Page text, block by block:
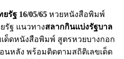
รัฐ 16/05/65 หวยหนังสือพิมพ์
รัฐ แนวทางสลากกินแบ่งรัฐบาล
เด็ดหนังสือพิมพ์ สูตรหวยบางกอก
นหลัง พร้อมติดตามสถิติเลขเด็ด